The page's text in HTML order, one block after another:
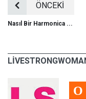
ÖNCEKİ
Nasıl Bir Harmonica ...
O